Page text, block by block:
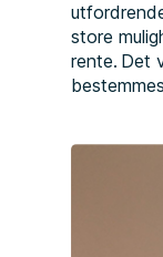
store
rente. Det